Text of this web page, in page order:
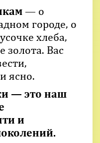
— о
городе, о
хлеба,
золота. Вас
ясно.
— это наш
и